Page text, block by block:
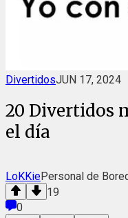
DivertidosJUN 17, 2024
20 Divertidos
el día
LoKKiePersonal de
19
0